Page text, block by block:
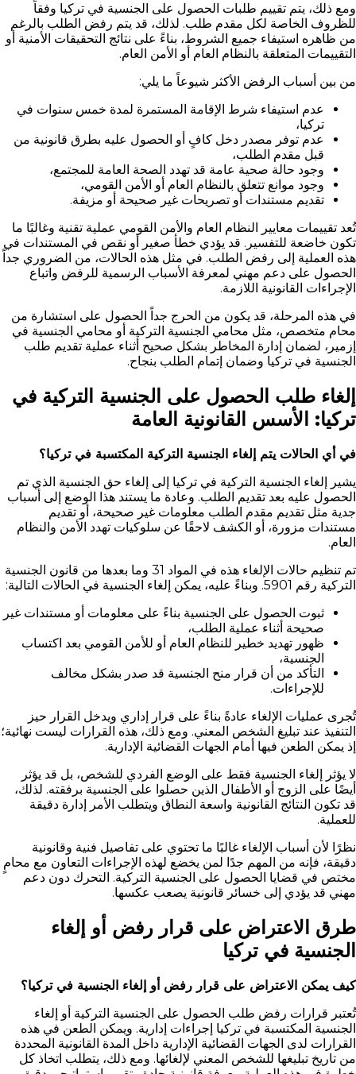
ومع ذلك، يتم تقييم طلبات الحصول على الجنسية في تركيا وفقاً
للظروف الخاصة لكل مقدم طلب. لذلك، قد يتم رفض الطلب بالرغم
من ظاهره استيفاء جميع الشروط، بناءً على نتائج التحقيقات الأمنية أو
التقييمات المتعلقة بالنظام العام أو الأمن العام.
من بين أسباب الرفض الأكثر شيوعاً ما يلي:
عدم استيفاء شرط الإقامة المستمرة لمدة خمس سنوات في
تركيا،
عدم توفر مصدر دخل كافٍ أو الحصول عليه بطرق قانونية من
قبل مقدم الطلب،
وجود حالة صحية عامة قد تهدد الصحة العامة للمجتمع،
وجود موانع تتعلق بالنظام العام أو الأمن القومي،
تقديم مستندات أو تصريحات غير صحيحة أو مزيفة.
تُعد تقييمات معايير النظام العام والأمن القومي عملية تقنية وغالبًا ما
تكون خاضعة للتفسير. قد يؤدي خطأ صغير أو نقص في المستندات في
هذه العملية إلى رفض الطلب. في مثل هذه الحالات، من الضروري جداً
الحصول على دعم مهني لمعرفة الأسباب الرسمية للرفض واتباع
الإجراءات القانونية اللازمة.
في هذه المرحلة، قد يكون من الحرج جداً الحصول على استشارة من
محام متخصص، مثل محامي الجنسية التركية أو محامي الجنسية في
إزمير، لضمان إدارة المخاطر بشكل صحيح أثناء عملية تقديم طلب
الجنسية في تركيا وضمان إتمام الطلب بنجاح.
إلغاء طلب الحصول على الجنسية التركية في
تركيا: الأسس القانونية العامة
في أي الحالات يتم إلغاء الجنسية التركية المكتسبة في تركيا؟
يشير إلغاء الجنسية التركية في تركيا إلى إلغاء حق الجنسية الذي تم
الحصول عليه بعد تقديم الطلب. وعادة ما يستند هذا الوضع إلى أسباب
جدية مثل تقديم مقدم الطلب معلومات غير صحيحة، أو تقديم
مستندات مزورة، أو الكشف لاحقًا عن سلوكيات تهدد الأمن والنظام
العام.
تم تنظيم حالات الإلغاء هذه في المواد 31 وما بعدها من قانون الجنسية
التركية رقم 5901. وبناءً عليه، يمكن إلغاء الجنسية في الحالات التالية:
ثبوت الحصول على الجنسية بناءً على معلومات أو مستندات غير
صحيحة أثناء عملية الطلب،
ظهور تهديد خطير للنظام العام أو للأمن القومي بعد اكتساب
الجنسية،
التأكد من أن قرار منح الجنسية قد صدر بشكل مخالف
للإجراءات.
تُجرى عمليات الإلغاء عادةً بناءً على قرار إداري ويدخل القرار حيز
التنفيذ عند تبليغ الشخص المعني. ومع ذلك، هذه القرارات ليست نهائية؛
إذ يمكن الطعن فيها أمام الجهات القضائية الإدارية.
لا يؤثر إلغاء الجنسية فقط على الوضع الفردي للشخص، بل قد يؤثر
أيضًا على الزوج أو الأطفال الذين حصلوا على الجنسية برفقته. لذلك،
قد تكون النتائج القانونية واسعة النطاق ويتطلب الأمر إدارة دقيقة
للعملية.
نظرًا لأن أسباب الإلغاء غالبًا ما تحتوي على تفاصيل فنية وقانونية
دقيقة، فإنه من المهم جدًا لمن يخضع لهذه الإجراءات التعاون مع محامٍ
مختص في قضايا الحصول على الجنسية التركية. التحرك دون دعم
مهني قد يؤدي إلى خسائر قانونية يصعب عكسها.
طرق الاعتراض على قرار رفض أو إلغاء
الجنسية في تركيا
كيف يمكن الاعتراض على قرار رفض أو إلغاء الجنسية في تركيا؟
تُعتبر قرارات رفض طلب الحصول على الجنسية التركية أو إلغاء
الجنسية المكتسبة في تركيا إجراءات إدارية. ويمكن الطعن في هذه
القرارات لدى الجهات القضائية الإدارية داخل المدة القانونية المحددة
من تاريخ تبليغها للشخص المعني لإلغائها. ومع ذلك، يتطلب اتخاذ كل